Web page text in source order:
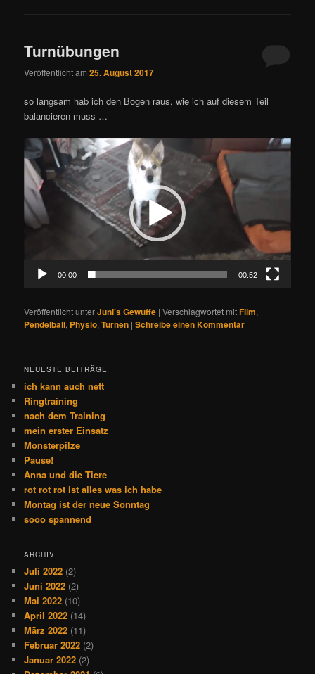
Turnübungen
Veröffentlicht am25. August 2017
so langsam hab ich den Bogen raus, wie ich auf diesem Teil
balancieren muss …
Video-
Player
00:00 00:52
Veröffentlicht unterJuni's Gewuffe |Verschlagwortet mitFilm,
Pendelball, Physio,Turnen |Schreibe einen Kommentar
NEUESTE BEITRÄGE
ich kann auch nett
Ringtraining
nach dem Training
mein erster Einsatz
Monsterpilze
Pause!
Anna und die Tiere
rot rot rot ist alles was ich habe
Montag ist der neue Sonntag
sooo spannend
ARCHIV
Juli 2022 (2)
Juni 2022 (2)
Mai 2022 (10)
April 2022 (14)
März 2022 (11)
Februar 2022 (2)
Januar 2022 (2)